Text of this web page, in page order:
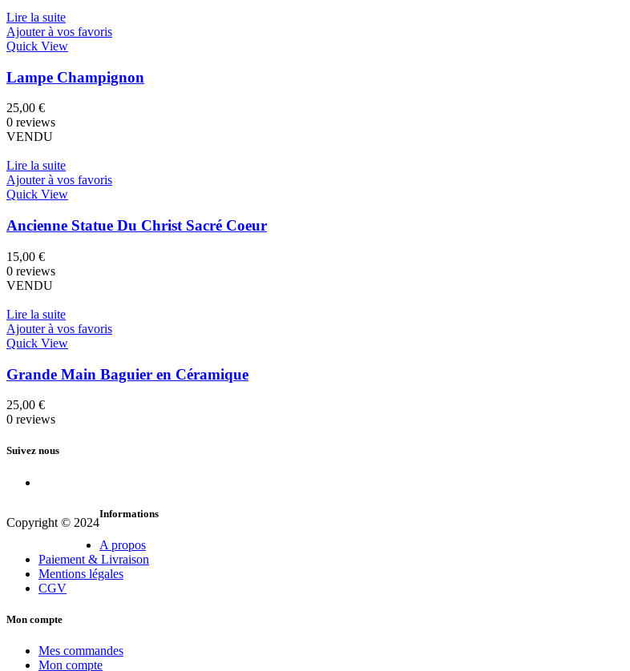
Lire la suite
Ajouter à vos favoris
Quick View
Lampe Champignon
25,00 €
0 reviews
VENDU
Lire la suite
Ajouter à vos favoris
Quick View
Ancienne Statue Du Christ Sacré Coeur
15,00 €
0 reviews
VENDU
Lire la suite
Ajouter à vos favoris
Quick View
Grande Main Baguier en Céramique
25,00 €
0 reviews
Suivez nous
Copyright © 2024
Informations
A propos
Paiement & Livraison
Mentions légales
CGV
Mon compte
Mes commandes
Mon compte